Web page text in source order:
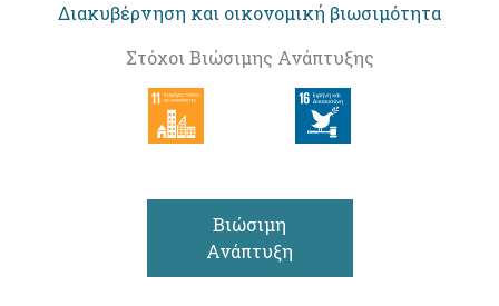
Διακυβέρνηση και οικονομική βιωσιμότητα
Στόχοι Βιώσιμης Ανάπτυξης
Βιώσιμη
Ανάπτυξη